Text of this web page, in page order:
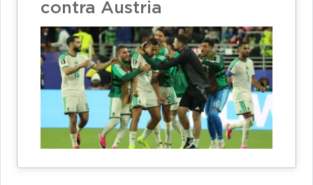
contra Austria